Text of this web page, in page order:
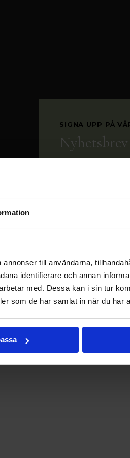
till användarna,
identifierare och annan
med. Dessa kan i sin tur
som de har samlat in när du har
SIGNA UPP PÅ
Nyhetsbrev